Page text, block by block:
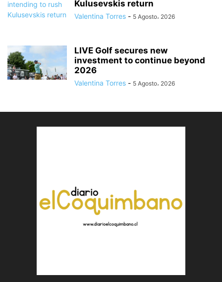
Kulusevskis return
Valentina Torres - 5 Agosto، 2026
LIVE Golf secures new
investment to continue beyond
2026
Valentina Torres - 5 Agosto، 2026